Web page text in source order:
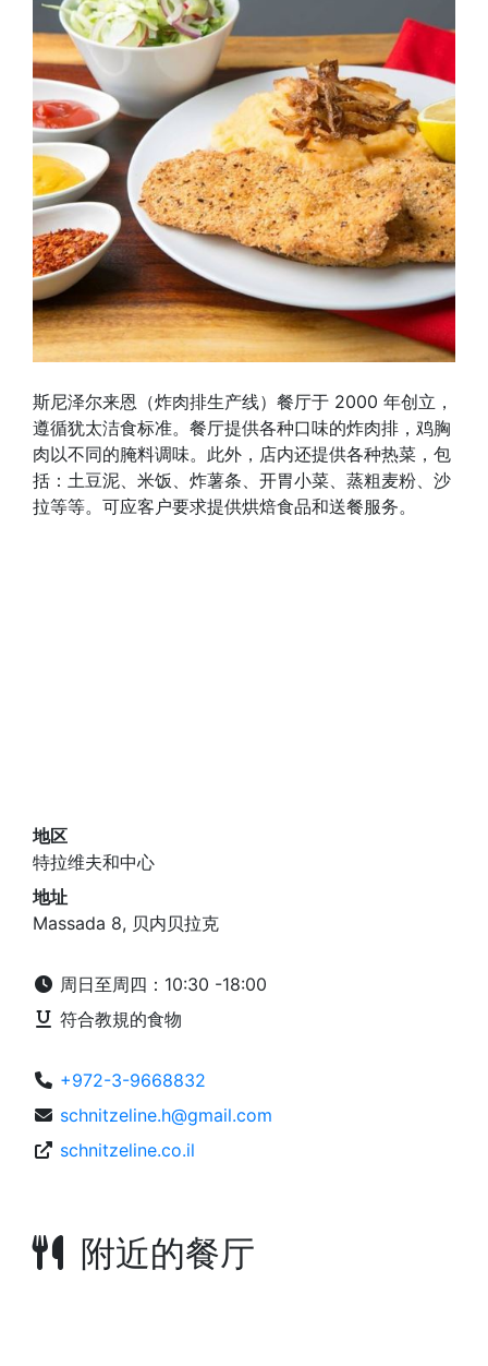
斯尼泽尔来恩（炸肉排生产线）餐厅于 2000 年创立，
遵循犹太洁食标准。餐厅提供各种口味的炸肉排，鸡胸
肉以不同的腌料调味。此外，店内还提供各种热菜，包
括：土豆泥、米饭、炸薯条、开胃小菜、蒸粗麦粉、沙
拉等等。可应客户要求提供烘焙食品和送餐服务。
地区
特拉维夫和中心
地址
Massada 8, 贝内贝拉克
周日至周四：10:30 -18:00
符合教規的食物
+972-3-9668832
schnitzeline.h@gmail.com
schnitzeline.co.il
附近的餐厅